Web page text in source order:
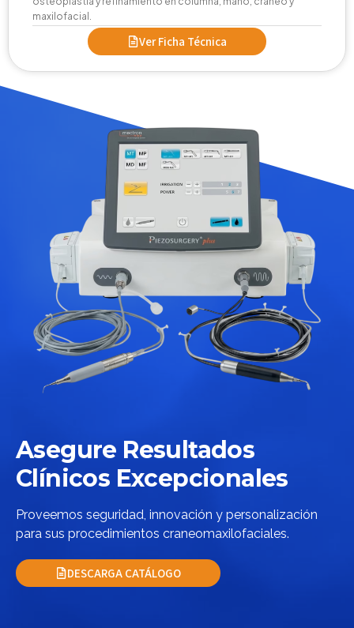
maxilofacial.
Ver Ficha Técnica
Asegure Resultados
Clínicos Excepcionales
Proveemos seguridad, innovación y personalización
para sus procedimientos craneomaxilofaciales.
DESCARGA CATÁLOGO